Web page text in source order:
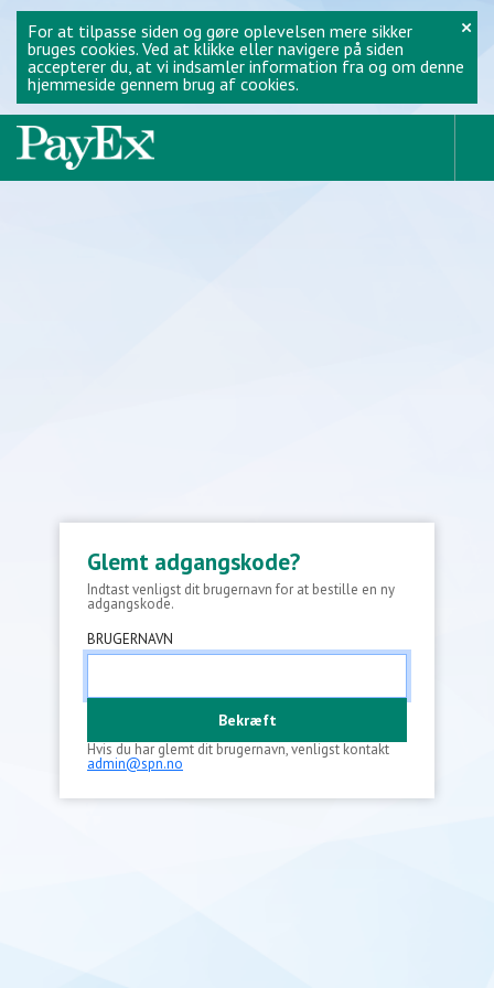
×
For at tilpasse siden og gøre oplevelsen mere sikker
bruges cookies. Ved at klikke eller navigere på siden
accepterer du, at vi indsamler information fra og om denne
hjemmeside gennem brug af cookies.
Glemt adgangskode?
Indtast venligst dit brugernavn for at bestille en ny
adgangskode.
BRUGERNAVN
Bekræft
Hvis du har glemt dit brugernavn, venligst kontakt
admin@spn.no